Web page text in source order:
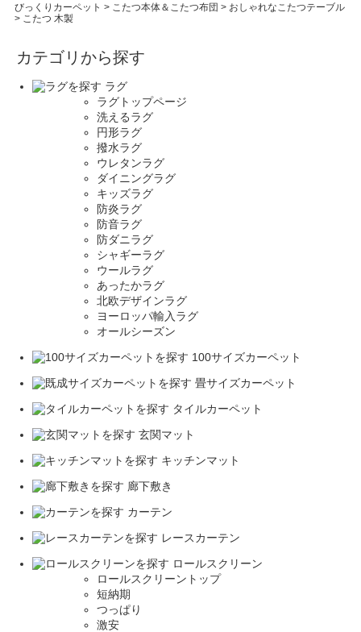
びっくりカーペット > こたつ本体＆こたつ布団 > おしゃれなこたつテーブル
> こたつ 木製
カテゴリから探す
ラグ
ラグトップページ
洗えるラグ
円形ラグ
撥水ラグ
ウレタンラグ
ダイニングラグ
キッズラグ
防炎ラグ
防音ラグ
防ダニラグ
シャギーラグ
ウールラグ
あったかラグ
北欧デザインラグ
ヨーロッパ輸入ラグ
オールシーズン
100サイズカーペット
畳サイズカーペット
タイルカーペット
玄関マット
キッチンマット
廊下敷き
カーテン
レースカーテン
ロールスクリーン
ロールスクリーントップ
短納期
つっぱり
激安